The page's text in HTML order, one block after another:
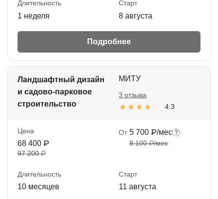
Длительность
1 неделя
Старт
8 августа
Подробнее
Ландшафтный дизайн
и садово-парковое
строительство
МИТУ
4.3
3 отзыва
Цена
68 400 ₽
97 200 ₽
От 5 700 ₽/мес
8 100 ₽/мес
Длительность
10 месяцев
Старт
11 августа